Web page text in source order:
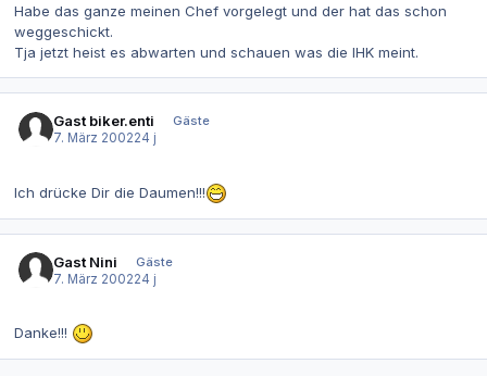
Habe das ganze meinen Chef vorgelegt und der hat das schon
weggeschickt.
Tja jetzt heist es abwarten und schauen was die IHK meint.
Gast biker.enti
Gäste
7. März 200224 j
Ich drücke Dir die Daumen!!!
Gast Nini
Gäste
7. März 200224 j
Danke!!!